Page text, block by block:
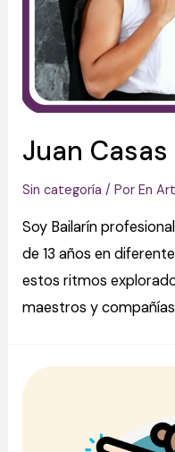
Juan Casas
Sin categoría / PorEn
Soy Bailarín
de 13 años en
estos ritmos
maestros y